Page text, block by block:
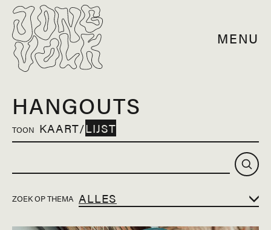
MENU
HANGOUTS
TOON KAART/LIJST
ZOEK OP THEMA